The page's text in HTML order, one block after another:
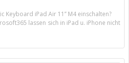
iPad Air 11’’ M4 einschalten?
lassen sich in iPad u. iPhone nicht